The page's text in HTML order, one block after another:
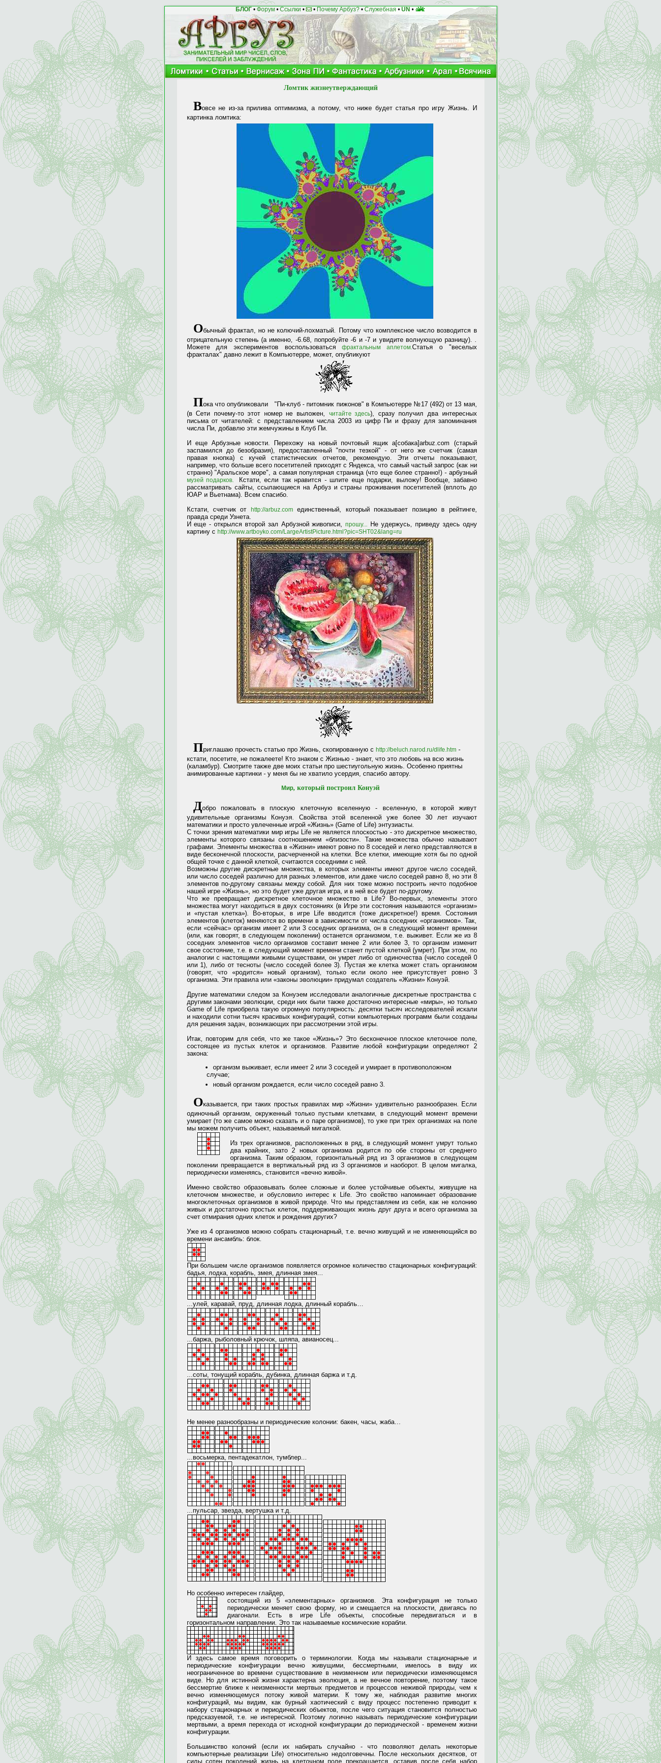
БЛОГ• Форум• Ссылки • • Почему Арбуз?• Служебная • UN •
Ломтик жизнеутверждающий
Вовсе не из-за прилива оптимизма, а потому, что ниже будет статья про игру Жизнь. И
картинка ломтика:
Обычный фрактал, но не колючий-лохматый. Потому что комплексное число возводится в
отрицательную степень (а именно, -6.68, попробуйте -6 и -7 и увидите волнующую разницу). .
Можете для экспериментов воспользоватьсяфрактальным аплетом.Статья о "веселых
фракталах" давно лежит в Компьютерре, может, опубликуют
Пока что опубликовали "Пи-клуб - питомник пижонов" в Компьютерре №17 (492) от 13 мая,
(в Сети почему-то этот номер не выложен, читайте здесь), сразу получил два интересных
письма от читателей: с представлением числа 2003 из цифр Пи и фразу для запоминания
числа Пи, добавлю эти жемчужины в Клуб Пи.
И еще Арбузные новости. Перехожу на новый почтовый ящикa[собака]arbuz.com (старый
заспамился до безобразия), предоставленный "почти тезкой" - от него же счетчик (самая
правая кнопка) с кучей статистических отчетов, рекомендую. Эти отчеты показывают,
например, что больше всего посетителей приходят с Яндекса, что самый частый запрос (как ни
странно) "Аральское море", а самая популярная страница (что еще более странно!) - арбузный
музей подарков.
Кстати, если так нравится - шлите еще подарки, выложу! Вообще, забавно
рассматривать сайты, ссылающиеся на Арбуз и страны проживания посетителей (вплоть до
ЮАР и Вьетнама). Всем спасибо.
Кстати, счетчик от
http://arbuz.com
единственный, который показывает позицию в рейтинге,
правда среди Узнета.
И еще - открылся второй зал Арбузной живописи,прошу... Не удержусь, приведу здесь одну
картину с http://www.artboyko.com/LargeArtistPicture.html?pic=SHT02&lang=ru
Приглашаю прочесть статью про Жизнь, скопированную с http://beluch.narod.ru/dlife.htm-
кстати, посетите, не пожалеете! Кто знаком с Жизнью - знает, что это любовь на всю жизнь
(каламбур). Смотрите также две моих статьи про шестиугольную жизнь. Особенно приятны
анимированные картинки - у меня бы не хватило усердия, спасибо автору.
Мир, который построил Конуэй
Добро пожаловать в плоскую клеточную вселенную - вселенную, в которой живут
удивительные организмы Конуэя. Свойства этой вселенной уже более 30 лет изучают
математики и просто увлеченные игрой «Жизнь» (Game of Life) энтузиасты.
С точки зрения математики мир игры Life не является плоскостью - это дискретное множество,
элементы которого связаны соотношением «близости». Такие множества обычно называют
графами. Элементы множества в «Жизни» имеют ровно по 8 соседей и легко представляются в
виде бесконечной плоскости, расчерченной на клетки. Все клетки, имеющие хотя бы по одной
общей точке с данной клеткой, считаются соседними с ней.
Возможны другие дискретные множества, в которых элементы имеют другое число соседей,
или число соседей различно для разных элементов, или даже число соседей равно 8, но эти 8
элементов по-другому связаны между собой. Для них тоже можно построить нечто подобное
нашей игре «Жизнь», но это будет уже другая игра, и в ней все будет по-другому.
Что же превращает дискретное клеточное множество в Life? Во-первых, элементы этого
множества могут находиться в двух состояниях (в Игре эти состояния называются «организм»
и «пустая клетка»). Во-вторых, в игре Life вводится (тоже дискретное!) время. Состояния
элементов (клеток) меняются во времени в зависимости от числа соседних «организмов». Так,
если «сейчас» организм имеет 2 или 3 соседних организма, он в следующий момент времени
(или, как говорят, в следующем поколении) останется организмом, т.е. выживет. Если же из 8
соседних элементов число организмов составит менее 2 или более 3, то организм изменит
свое состояние, т.е. в следующий момент времени станет пустой клеткой (умрет). При этом, по
аналогии с настоящими живыми существами, он умрет либо от одиночества (число соседей 0
или 1), либо от тесноты (число соседей более 3). Пустая же клетка может стать организмом
(говорят, что «родится» новый организм), только если около нее присутствует ровно 3
организма. Эти правила или «законы эволюции» придумал создатель «Жизни» Конуэй.
Другие математики следом за Конуэем исследовали аналогичные дискретные пространства с
другими законами эволюции, среди них были также достаточно интересные «миры», но только
Game of Life приобрела такую огромную популярность: десятки тысяч исследователей искали
и находили сотни тысяч красивых конфигураций, сотни компьютерных программ были созданы
для решения задач, возникающих при рассмотрении этой игры.
Итак, повторим для себя, что же такое «Жизнь»? Это бесконечное плоское клеточное поле,
состоящее из пустых клеток и организмов. Развитие любой конфигурации определяют 2
закона:
организм выживает, если имеет 2 или 3 соседей и умирает в противоположном
случае;
новый организм рождается, если число соседей равно 3.
Оказывается, при таких простых правилах мир «Жизни» удивительно разнообразен. Если
одиночный организм, окруженный только пустыми клетками, в следующий момент времени
умирает (то же самое можно сказать и о паре организмов), то уже при трех организмах на поле
мы можем получить объект, называемый мигалкой.
Из трех организмов, расположенных в ряд, в следующий момент умрут только
два крайних, зато 2 новых организма родится по обе стороны от среднего
организма. Таким образом, горизонтальный ряд из 3 организмов в следующем
поколении превращается в вертикальный ряд из 3 организмов и наоборот. В целом мигалка,
периодически изменяясь, становится «вечно живой».
Именно свойство образовывать более сложные и более устойчивые объекты, живущие на
клеточном множестве, и обусловило интерес к Life. Это свойство напоминает образование
многоклеточных организмов в живой природе. Что мы представляем из себя, как не колонию
живых и достаточно простых клеток, поддерживающих жизнь друг друга и всего организма за
счет отмирания одних клеток и рождения других?
Уже из 4 организмов можно собрать стационарный, т.е. вечно живущий и не изменяющийся во
времени ансамбль: блок.
При большем числе организмов появляется огромное количество стационарных конфигураций:
бадья, лодка, корабль, змея, длинная змея...
...улей, каравай, пруд, длинная лодка, длинный корабль…
...баржа, рыболовный крючок, шляпа, авианосец...
...соты, тонущий корабль, дубинка, длинная баржа и т.д.
Не менее разнообразны и периодические колонии: бакен, часы, жаба…
...восьмерка, пентадекатлон, тумблер...
...пульсар, звезда, вертушка и т.д.
Но особенно интересен глайдер,
состоящий из 5 «элементарных» организмов. Эта конфигурация не только
периодически меняет свою форму, но и смещается на плоскости, двигаясь по
диагонали. Есть в игре Life объекты, способные передвигаться и в
горизонтальном направлении. Это так называемые космические корабли.
И здесь самое время поговорить о терминологии. Когда мы называли стационарные и
периодические конфигурации вечно живущими, бессмертными, имелось в виду их
неограниченное во времени существование в неизменном или периодически изменяющемся
виде. Но для истинной жизни характерна эволюция, а не вечное повторение, поэтому такое
бессмертие ближе к неизменности мертвых предметов и процессов неживой природы, чем к
вечно изменяющемуся потоку живой материи. К тому же, наблюдая развитие многих
конфигураций, мы видим, как бурный хаотический с виду процесс постепенно приводит к
набору стационарных и периодических объектов, после чего ситуация становится полностью
предсказуемой, т.е. не интересной. Поэтому логично называть периодические конфигурации
мертвыми, а время перехода от исходной конфигурации до периодической - временем жизни
конфигурации.
Большинство колоний (если их набирать случайно - что позволяют делать некоторые
компьютерные реализации Life) относительно недолговечны. После нескольких десятков, от
силы сотен поколений жизнь на клеточном поле прекращается, оставив после себя набор